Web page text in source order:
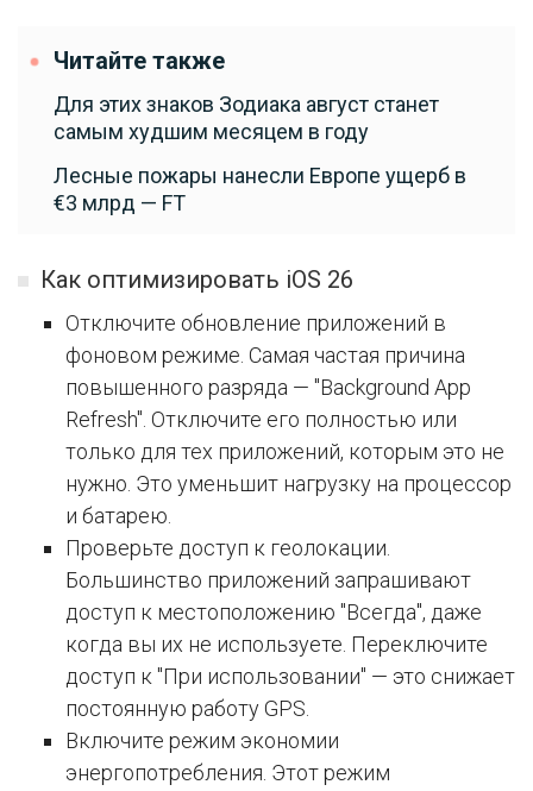
Читайте также
Для этих знаков Зодиака август станет
самым худшим месяцем в году
Лесные пожары нанесли Европе ущерб в
€3 млрд — FT
Как оптимизировать iOS 26
Отключите обновление приложений в
фоновом режиме. Самая частая причина
повышенного разряда — "Background App
Refresh". Отключите его полностью или
только для тех приложений, которым это не
нужно. Это уменьшит нагрузку на процессор
и батарею.
Проверьте доступ к геолокации.
Большинство приложений запрашивают
доступ к местоположению "Всегда", даже
когда вы их не используете. Переключите
доступ к "При использовании" — это снижает
постоянную работу GPS.
Включите режим экономии
энергопотребления. Этот режим